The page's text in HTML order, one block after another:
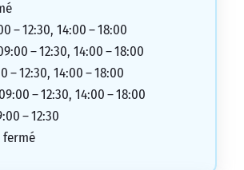
– 12:30, 14:00 – 18:00
– 12:30, 14:00 – 18:00
– 12:30, 14:00 – 18:00
– 12:30, 14:00 – 18:00
– 12:30
fermé